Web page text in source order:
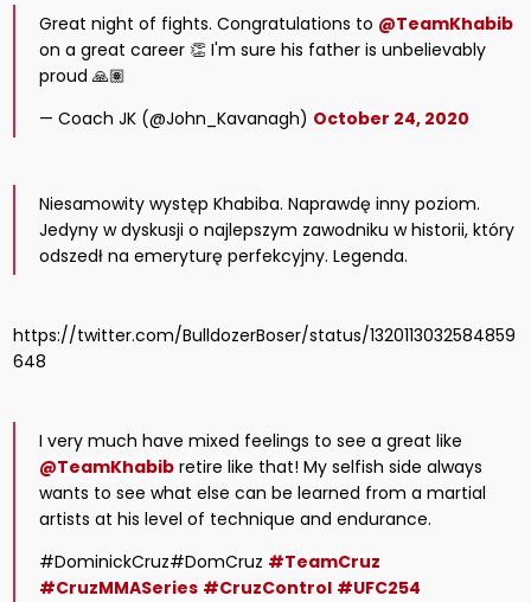
Great night of fights. Congratulations to @TeamKhabib
on a great career 👏 I'm sure his father is unbelievably
proud 🙏🏽
— Coach JK (@John_Kavanagh) October 24, 2020
Niesamowity występ Khabiba. Naprawdę inny poziom.
Jedyny w dyskusji o najlepszym zawodniku w historii, który
odszedł na emeryturę perfekcyjny. Legenda.
https://twitter.com/BulldozerBoser/status/1320113032584859
648
I very much have mixed feelings to see a great like
@TeamKhabib retire like that! My selfish side always
wants to see what else can be learned from a martial
artists at his level of technique and endurance.
#DominickCruz#DomCruz #TeamCruz
#CruzMMASeries #CruzControl #UFC254